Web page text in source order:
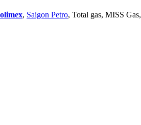
, Saigon Petro, Total gas, MISS Gas,